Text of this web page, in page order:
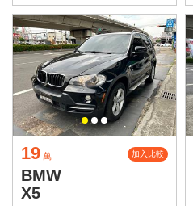
19 萬 加入比較
BMW
X5